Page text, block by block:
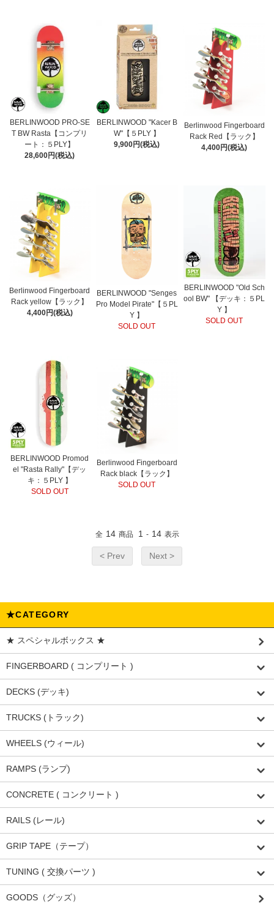
BERLINWOOD PRO-SE
T BW Rasta【コンプリ
ート：５PLY】
28,600円(税込)
BERLINWOOD "Kacer B
W"【５PLY 】
9,900円(税込)
Berlinwood Fingerboard
Rack Red【ラック】
4,400円(税込)
Berlinwood Fingerboard
Rack yellow【ラック】
4,400円(税込)
BERLINWOOD "Senges
Pro Model Pirate"【５PL
Y 】
SOLD OUT
BERLINWOOD "Old Sch
ool BW" 【デッキ：５PL
Y 】
SOLD OUT
BERLINWOOD Promod
el "Rasta Rally"【デッ
キ：５PLY 】
SOLD OUT
Berlinwood Fingerboard
Rack black【ラック】
SOLD OUT
全 14 商品 1 - 14 表示
< Prev Next >
★CATEGORY
★ スペシャルボックス ★
FINGERBOARD ( コンプリート )
DECKS (デッキ)
TRUCKS (トラック)
WHEELS (ウィール)
RAMPS (ランプ)
CONCRETE ( コンクリート )
RAILS (レール)
GRIP TAPE（テープ）
TUNING ( 交換パーツ )
GOODS（グッズ）